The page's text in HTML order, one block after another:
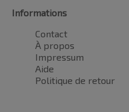
Informations
Contact
À propos
Impressum
Aide
Politique de retour